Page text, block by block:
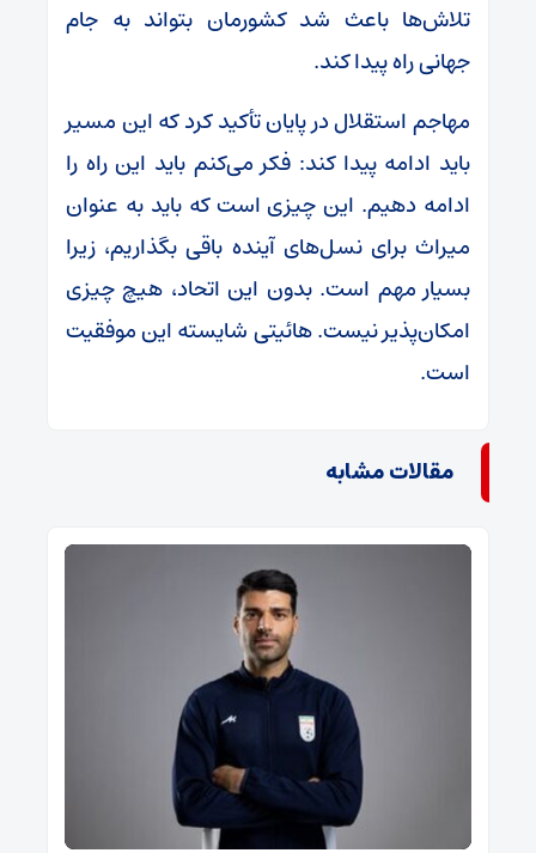
تلاش‌ها باعث شد کشورمان بتواند به جام
جهانی راه پیدا کند.
مهاجم استقلال در پایان تأکید کرد که این مسیر
باید ادامه پیدا کند: فکر می‌کنم باید این راه را
ادامه دهیم. این چیزی است که باید به عنوان
میراث برای نسل‌های آینده باقی بگذاریم، زیرا
بسیار مهم است. بدون این اتحاد، هیچ چیزی
امکان‌پذیر نیست. هائیتی شایسته این موفقیت
است.
مقالات مشابه